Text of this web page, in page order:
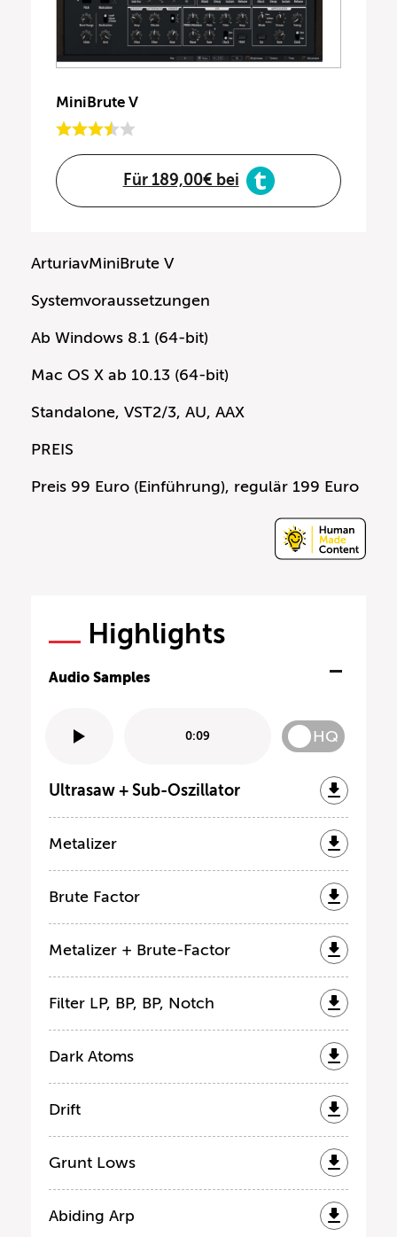
MiniBrute V
Für 189,00€ bei
ArturiavMiniBrute V
Systemvoraussetzungen
Ab Windows 8.1 (64-bit)
Mac OS X ab 10.13 (64-bit)
Standalone, VST2/3, AU, AAX
PREIS
Preis 99 Euro (Einführung), regulär 199 Euro
Highlights
Audio Samples
0:09 HQ
Ultrasaw + Sub-Oszillator
Metalizer
Brute Factor
Metalizer + Brute-Factor
Filter LP, BP, BP, Notch
Dark Atoms
Drift
Grunt Lows
Abiding Arp